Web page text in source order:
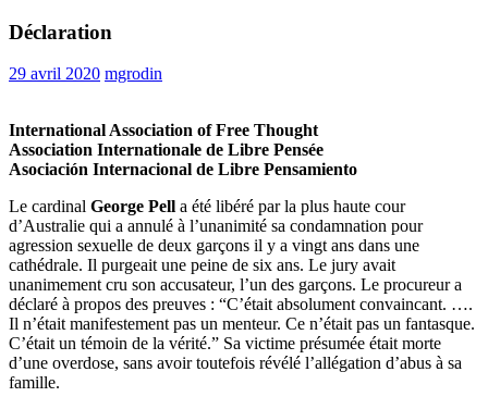
Déclaration
29 avril 2020 mgrodin
International Association of Free Thought
Association Internationale de Libre Pensée
Asociación Internacional de Libre Pensamiento
Le cardinal George Pell a été libéré par la plus haute cour
d’Australie qui a annulé à l’unanimité sa condamnation pour
agression sexuelle de deux garçons il y a vingt ans dans une
cathédrale. Il purgeait une peine de six ans. Le jury avait
unanimement cru son accusateur, l’un des garçons. Le procureur a
déclaré à propos des preuves : “C’était absolument convaincant. ….
Il n’était manifestement pas un menteur. Ce n’était pas un fantasque.
C’était un témoin de la vérité.” Sa victime présumée était morte
d’une overdose, sans avoir toutefois révélé l’allégation d’abus à sa
famille.